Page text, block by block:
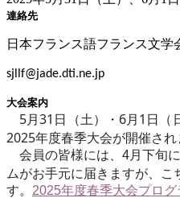
連絡先
日本フランス語フランス文学
sjllf@jade.dti.ne.jp
大会案内
5月31 日（土）・ 6月 1 日（
2025年度春季大会が開催され
会員の皆様には、4月下旬
ムがお手元に届きますが、こ
す。 2025年度春季大会プロ